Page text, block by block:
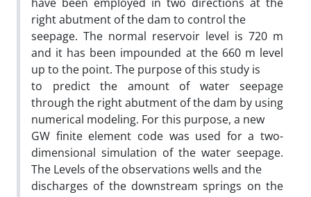
right abutment of the dam to control the
seepage. The normal reservoir level is 720 m
and it has been impounded at the 660 m level
up to the point. The purpose of this study is
to predict the amount of water seepage
through the right abutment of the dam by using
numerical modeling. For this purpose, a new
GW finite element code was used for a two-
dimensional simulation of the water seepage.
The Levels of the observations wells and the
discharges of the downstream springs on the